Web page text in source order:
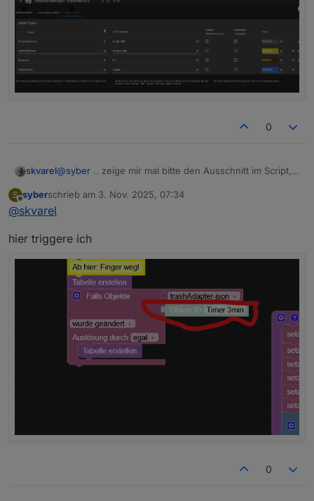
0
skvarel@syber .. zeige mir mal bitte den Ausschnitt im Script,
Tritt das Problem auch bei meinen Icons auf?
S
Offline
syberschrieb am 3. Nov. 2025, 07:34
zuletzt editiert von
@skvarel
hier triggere ich
0